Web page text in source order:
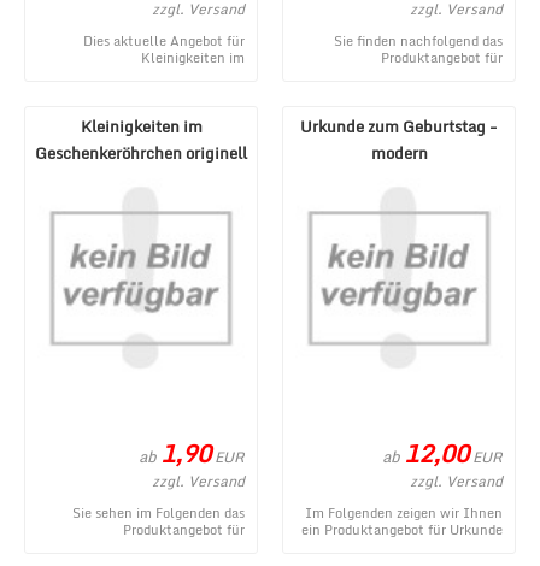
zzgl. Versand
Dies aktuelle Angebot für
Kleinigkeiten im
zzgl. Versand
Sie finden nachfolgend das
Produktangebot für
Kleinigkeiten im
Geschenkeröhrchen originell
ab 1,90EUR
zzgl. Versand
Sie sehen im Folgenden das
Produktangebot für
Urkunde zum Geburtstag -
modern
ab 12,00EUR
zzgl. Versand
Im Folgenden zeigen wir Ihnen
ein Produktangebot für Urkunde